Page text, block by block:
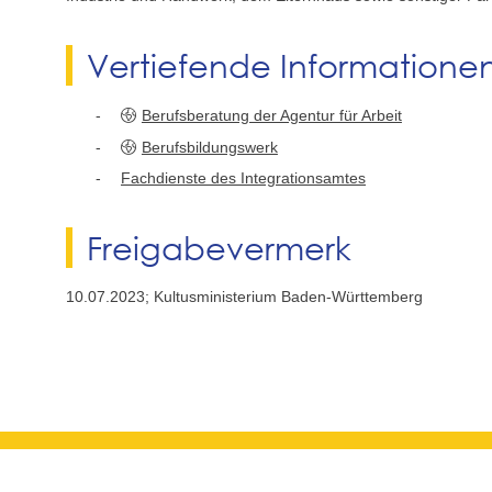
Vertiefende
Berufsberatung der Agentur für Arbeit
Berufsbildungswerk
Fachdienste des Integrationsamtes
Freigabevermerk
10.07.2023; Kultusministerium Baden-Württemberg